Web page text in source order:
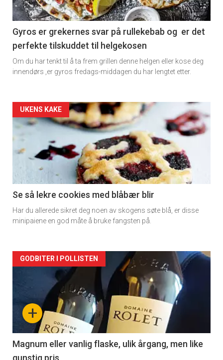
Gyros er grekernes svar på rullekebab og er det
perfekte tilskuddet til helgekosen
Om du har tenkt til å ta frem grillen denne helgen eller kose deg
innendørs ,er gyros fredags-middagen du har lengtet etter.
Forsiden
akkurat
nå
2
UKENS KAKE
Se så lekre cookies med blåbær blir
Har du allerede sikret deg noen av skogens søte blå, er disse
minipaiene en god måte å bruke fangsten på.
Forsiden
akkurat
nå
3
+
GODBITER I POLLISTEN
Magnum eller vanlig flaske, ulik årgang, men like
gunstig pris